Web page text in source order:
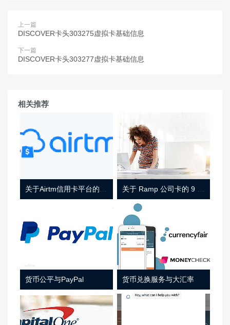
上一篇
DISCOVER卡头303275虚拟卡基础信息
下一篇
DISCOVER卡头303277虚拟卡基础信息
相关推荐
货币公平与PayPal 货币兑换服务与大汇率